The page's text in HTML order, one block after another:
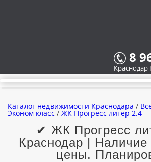
8
Краснодар
ВСЕ
Каталог недвижимости Краснодара /
Эконом класс / ЖК Прогресс литер 2.4
✔ ЖК Прогресс
Краснодар | Наличие
цены.